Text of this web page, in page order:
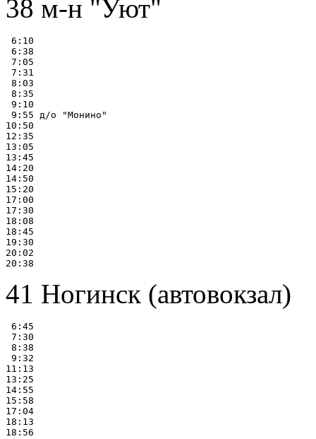
38 м-н "Уют"
6:10
6:38
7:05
7:31
8:03
8:35
9:10
9:55 д/о "Монино"
10:50
12:35
13:05
13:45
14:20
14:50
15:20
17:00
17:30
18:08
18:45
19:30
20:02
41 Ногинск (автовокзал)
6:45
7:30
8:38
9:32
11:13
13:25
14:55
15:58
17:04
18:13
18:56